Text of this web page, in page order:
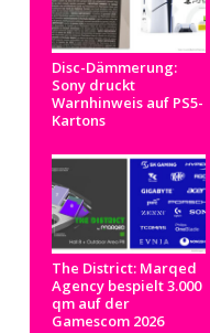
Disc-Dämmerung:
Sony druckt
Warnhinweis auf PS5-
Kartons
The District: Marqed
Agency bespielt 3.000
qm auf der
Gamescom 2026